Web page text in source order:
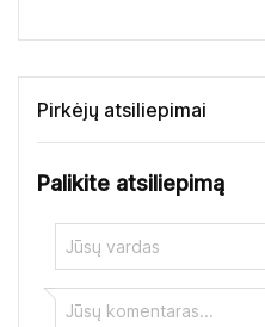
Pirkėjų atsiliepimai
Palikite atsiliepimą